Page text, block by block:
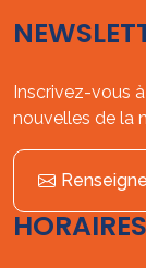
Inscrivez-vous
nouvelles de la